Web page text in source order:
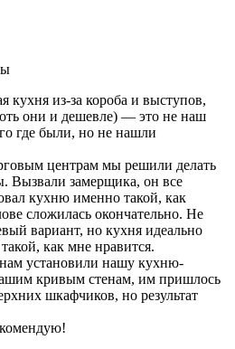
кухня из-за короба и выступов,
они и дешевле) — это не наш
где были, но не нашли
центрам мы решили делать
Вызвали замерщика, он все
кухню именно такой, как
сложилась окончательно. Не
вариант, но кухня идеально
как мне нравится.
установили нашу кухню-
кривым стенам, им пришлось
шкафчиков, но результат